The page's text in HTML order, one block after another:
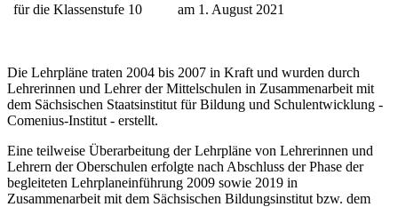
für die Klassenstufe 10
am 1. August 2021
Die Lehrpläne traten 2004 bis 2007 in Kraft und wurden durch
Lehrerinnen und Lehrer der Mittelschulen in Zusammenarbeit mit
dem Sächsischen Staatsinstitut für Bildung und Schulentwicklung -
Comenius-Institut - erstellt.
Eine teilweise Überarbeitung der Lehrpläne von Lehrerinnen und
Lehrern der Oberschulen erfolgte nach Abschluss der Phase der
begleiteten Lehrplaneinführung 2009 sowie 2019 in
Zusammenarbeit mit dem Sächsischen Bildungsinstitut bzw. dem